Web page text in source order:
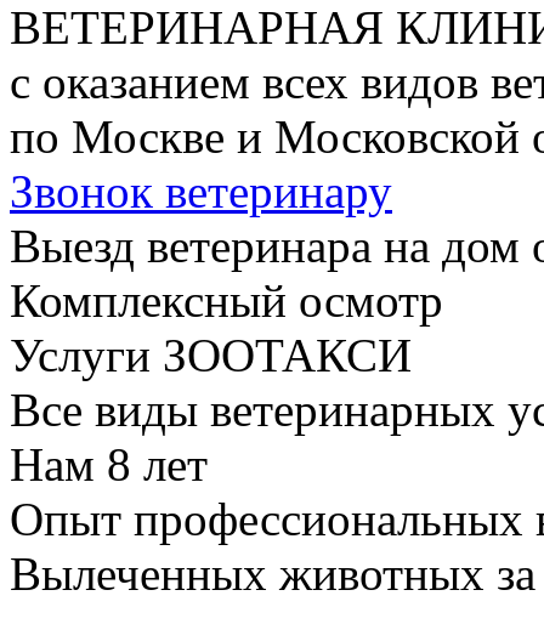
ВЕТЕРИНАРНАЯ
с оказанием всех видов
по Москве и Московской
Звонок ветеринару
Выезд ветеринара на дом
Комплексный осмотр
Услуги ЗООТАКСИ
Все виды ветеринарных
Нам 8 лет
Опыт профессиональных
Вылеченных животных